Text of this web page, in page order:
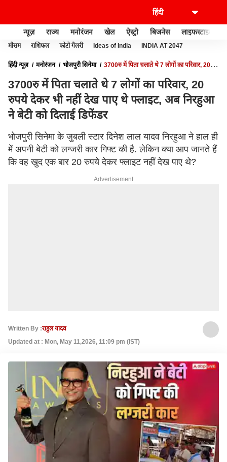
न्यूज़ राज्य मनोरंजन खेल ऐस्ट्रो बिजनेस लाइफस्टाइल
मौसम राशिफल फोटो गैलरी Ideas of India INDIA AT 2047
हिंदी न्यूज़ मनोरंजन भोजपुरी सिनेमा
3700रु में पिता चलाते थे 7 लोगों का परिवार, 20
3700रु में पिता चलाते थे 7 लोगों का परिवार, 20
रुपये देकर भी नहीं देख पाए थे फ्लाइट, अब निरहुआ
ने बेटी को दिलाई डिफेंडर
भोजपुरी सिनेमा के जुबली स्टार दिनेश लाल यादव निरहुआ ने हाल ही
में अपनी बेटी को लग्जरी कार गिफ्ट की है. लेकिन क्या आप जानते हैं
कि वह खुद एक बार 20 रुपये देकर फ्लाइट नहीं देख पाए थे?
Advertisement
Written By :राहुल यादव
Updated at : Mon, May 11,2026, 11:09 pm (IST)